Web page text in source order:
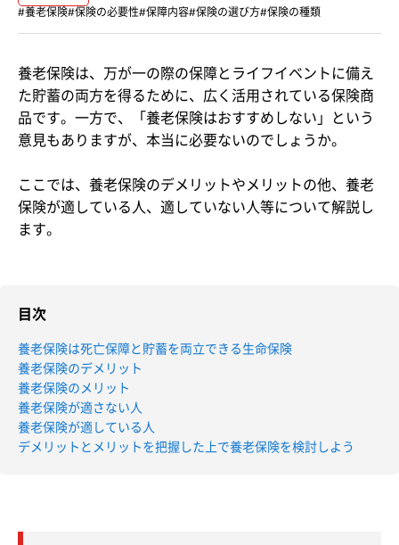
#養老保険#保険の必要性#保障内容#保険の選び方#保険の種類
養老保険は、万が一の際の保障とライフイベントに備え
た貯蓄の両方を得るために、広く活用されている保険商
品です。一方で、「養老保険はおすすめしない」という
意見もありますが、本当に必要ないのでしょうか。
ここでは、養老保険のデメリットやメリットの他、養老
保険が適している人、適していない人等について解説し
ます。
目次
養老保険は死亡保障と貯蓄を両立できる生命保険
養老保険のデメリット
養老保険のメリット
養老保険が適さない人
養老保険が適している人
デメリットとメリットを把握した上で養老保険を検討しよう